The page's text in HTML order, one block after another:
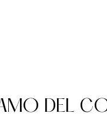
DEL